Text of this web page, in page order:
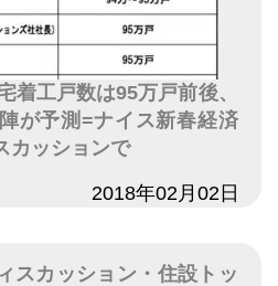
着工戸数は95万戸前後、
が予測=ナイス新春経済
カッションで
2018年02月02日
スカッション・住設トッ